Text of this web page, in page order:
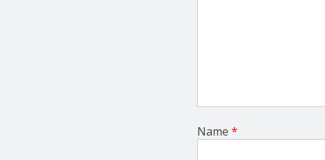
Name *